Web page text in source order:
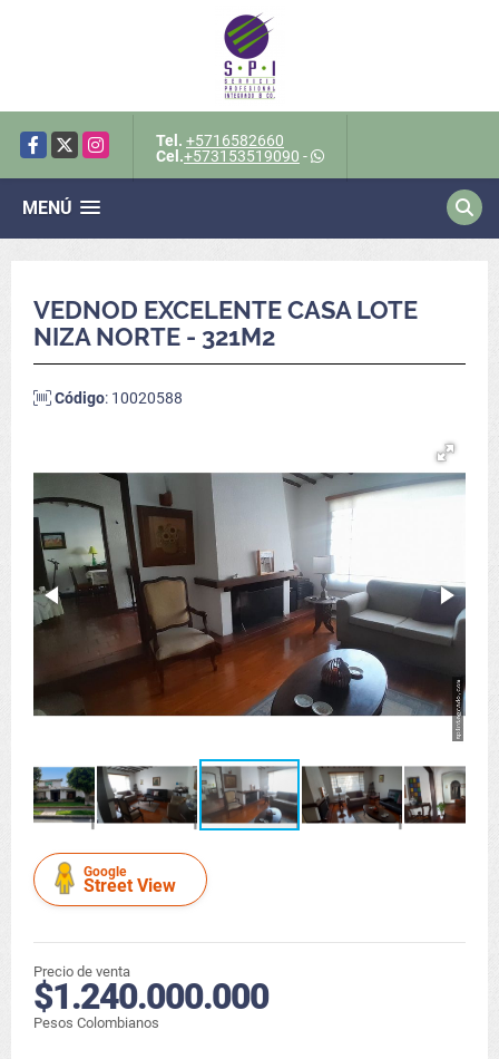
Facebook
X Instagram Tel. +5716582660
Cel.+573153519090 -
MENÚ
VEDNOD EXCELENTE CASA LOTE
NIZA NORTE - 321M2
Código: 10020588
Google
Street View
Precio de venta
$1.240.000.000
Pesos Colombianos